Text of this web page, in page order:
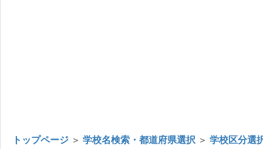
トップページ ＞ 学校名検索・都道府県選択 ＞ 学校区分選